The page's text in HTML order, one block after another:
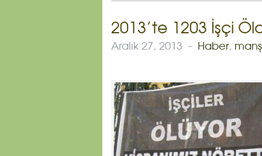
2013’te 1203 İşçi
Aralık 27, 2013 - Haber,